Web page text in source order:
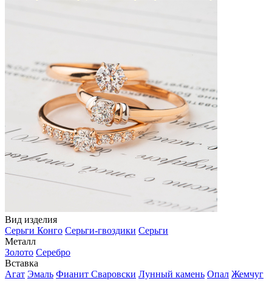
Вид изделия
Серьги Конго Серьги-гвоздики Серьги
Металл
Золото Серебро
Вставка
Агат Эмаль Фианит Сваровски Лунный камень Опал Жемчуг